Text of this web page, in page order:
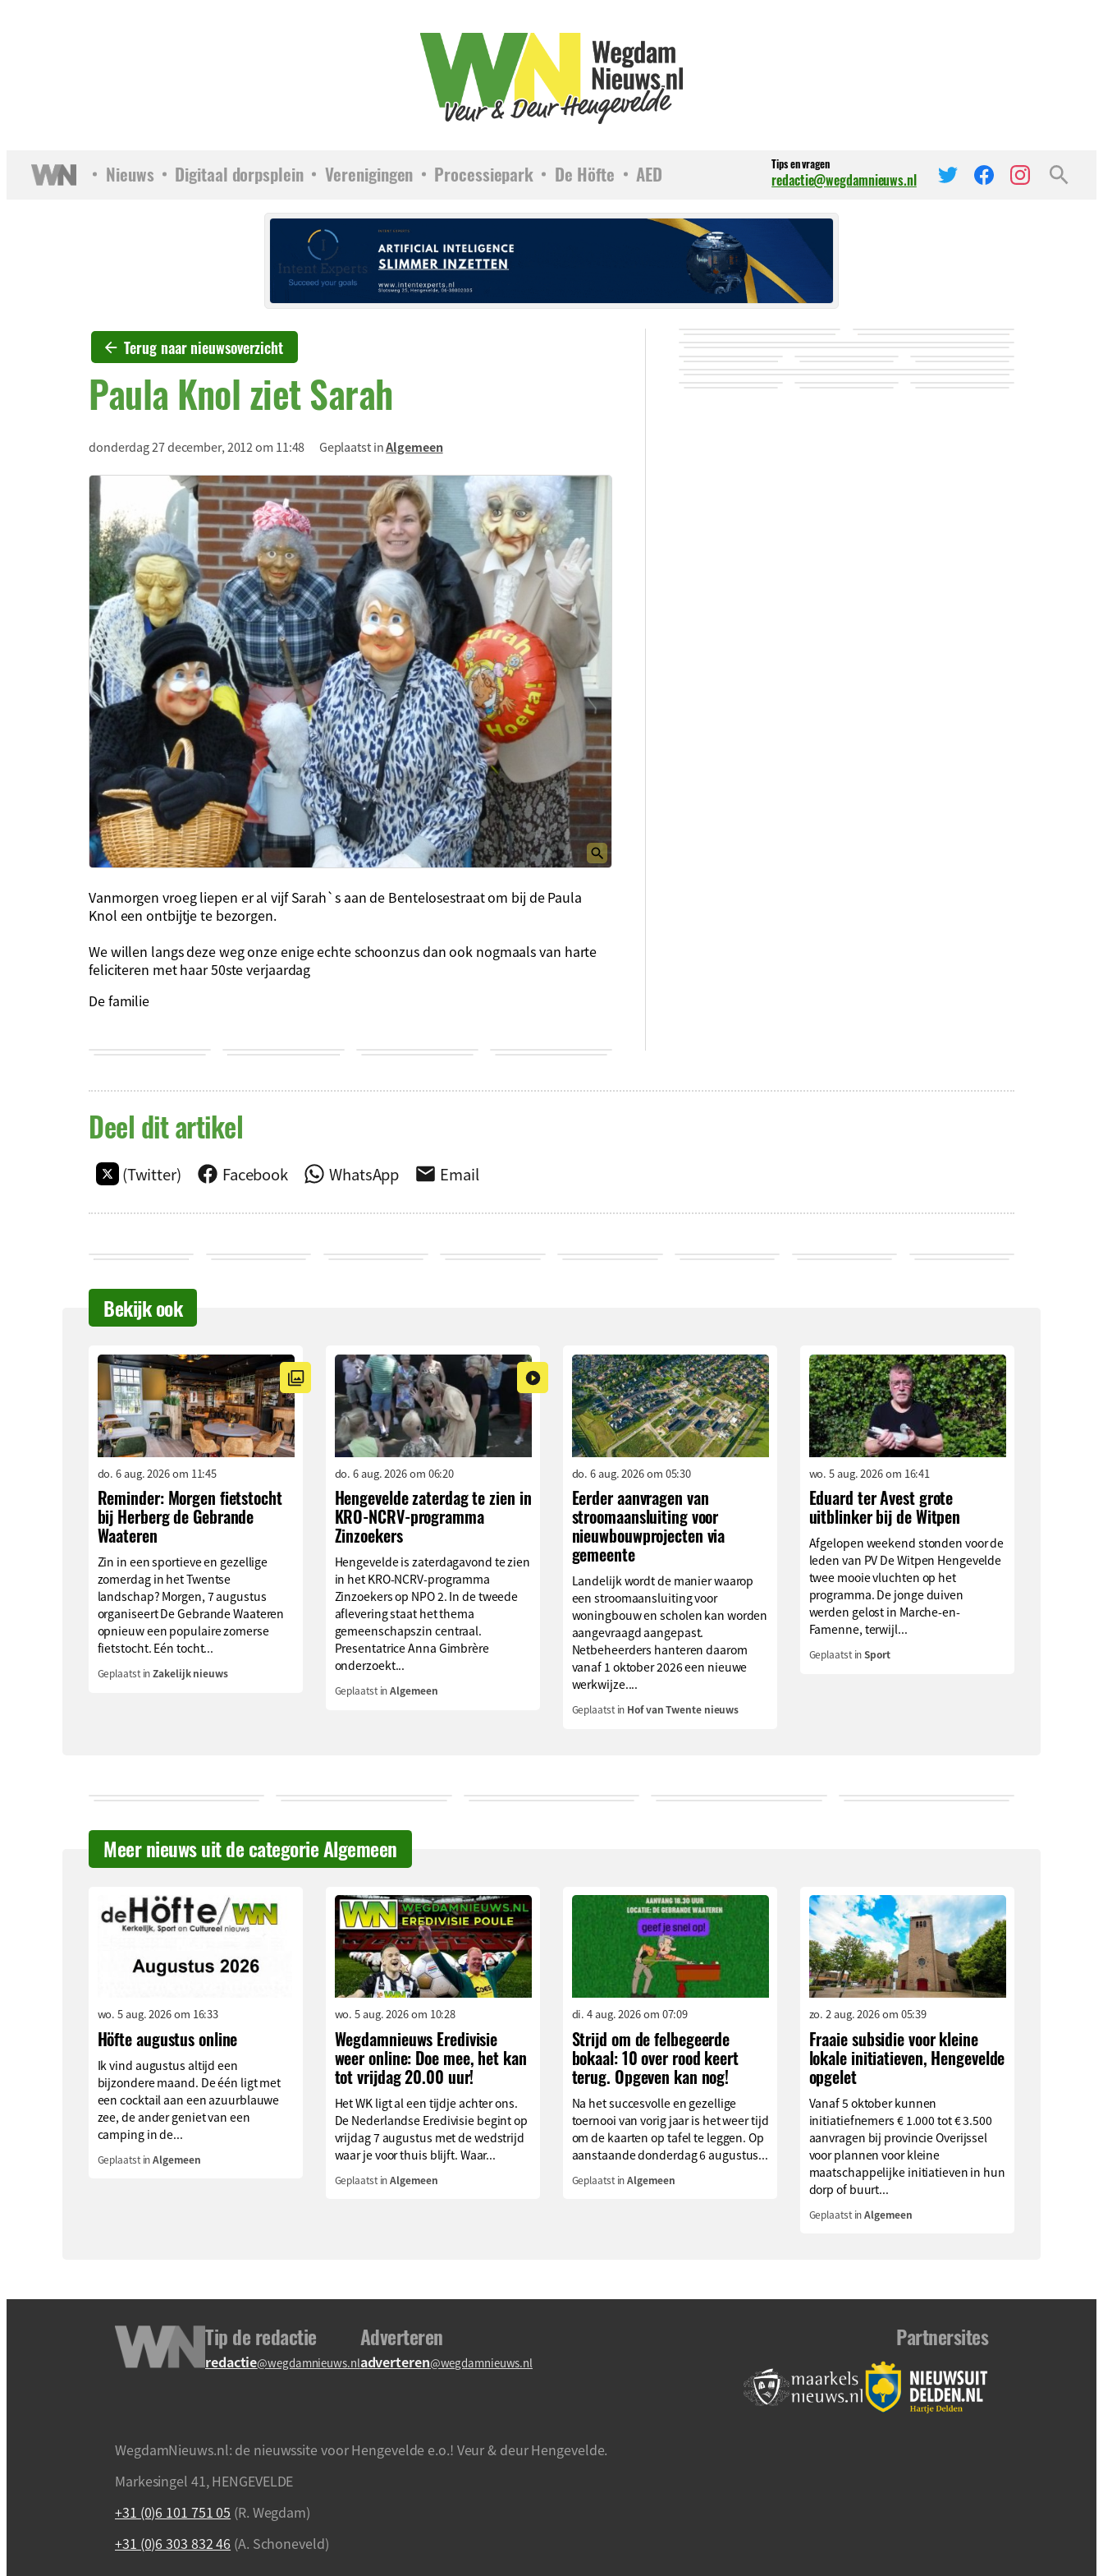
Nieuws Digitaal dorpsplein Verenigingen Processiepark De Höfte AED Tips en vragen
redactie@wegdamnieuws.nl
Terug naar nieuwsoverzicht
Paula Knol ziet Sarah
donderdag 27 december, 2012 om 11:48 Geplaatst inAlgemeen
Vanmorgen vroeg liepen er al vijf Sarah`s aan de Bentelosestraat om bij de Paula
Knol een ontbijtje te bezorgen.
We willen langs deze weg onze enige echte schoonzus dan ook nogmaals van harte
feliciteren met haar 50ste verjaardag
De familie
Deel dit artikel
(Twitter) Facebook WhatsApp Email
Bekijk ook
do. 6 aug. 2026 om 11:45
Reminder: Morgen fietstocht
bij Herberg de Gebrande
Waateren
Zin in een sportieve en gezellige
zomerdag in het Twentse
landschap? Morgen, 7 augustus
organiseert De Gebrande Waateren
opnieuw een populaire zomerse
fietstocht. Eén tocht...
Geplaatst inZakelijk nieuws
do. 6 aug. 2026 om 06:20
Hengevelde zaterdag te zien in
KRO-NCRV-programma
Zinzoekers
Hengevelde is zaterdagavond te zien
in het KRO-NCRV-programma
Zinzoekers op NPO 2. In de tweede
aflevering staat het thema
gemeenschapszin centraal.
Presentatrice Anna Gimbrère
onderzoekt...
Geplaatst inAlgemeen
do. 6 aug. 2026 om 05:30
Eerder aanvragen van
stroomaansluiting voor
nieuwbouwprojecten via
gemeente
Landelijk wordt de manier waarop
een stroomaansluiting voor
woningbouw en scholen kan worden
aangevraagd aangepast.
Netbeheerders hanteren daarom
vanaf 1 oktober 2026 een nieuwe
werkwijze....
Geplaatst in Hof van Twente nieuws
wo. 5 aug. 2026 om 16:41
Eduard ter Avest grote
uitblinker bij de Witpen
Afgelopen weekend stonden voor de
leden van PV De Witpen Hengevelde
twee mooie vluchten op het
programma. De jonge duiven
werden gelost in Marche-en-
Famenne, terwijl...
Geplaatst inSport
Meer nieuws uit de categorie Algemeen
wo. 5 aug. 2026 om 16:33
Höfte augustus online
Ik vind augustus altijd een
bijzondere maand. De één ligt met
een cocktail aan een azuurblauwe
zee, de ander geniet van een
camping in de...
Geplaatst inAlgemeen
wo. 5 aug. 2026 om 10:28
Wegdamnieuws Eredivisie
weer online: Doe mee, het kan
tot vrijdag 20.00 uur!
Het WK ligt al een tijdje achter ons.
De Nederlandse Eredivisie begint op
vrijdag 7 augustus met de wedstrijd
waar je voor thuis blijft. Waar...
Geplaatst inAlgemeen
di. 4 aug. 2026 om 07:09
Strijd om de felbegeerde
bokaal: 10 over rood keert
terug. Opgeven kan nog!
Na het succesvolle en gezellige
toernooi van vorig jaar is het weer tijd
om de kaarten op tafel te leggen. Op
aanstaande donderdag 6 augustus...
Geplaatst inAlgemeen
zo. 2 aug. 2026 om 05:39
Fraaie subsidie voor kleine
lokale initiatieven, Hengevelde
opgelet
Vanaf 5 oktober kunnen
initiatiefnemers € 1.000 tot € 3.500
aanvragen bij provincie Overijssel
voor plannen voor kleine
maatschappelijke initiatieven in hun
dorp of buurt...
Geplaatst inAlgemeen
Tip de redactie
redactie@wegdamnieuws.nl
Adverteren
adverteren@wegdamnieuws.nl
Partnersites
WegdamNieuws.nl: de nieuwssite voor Hengevelde e.o.! Veur & deur Hengevelde.
Markesingel 41, HENGEVELDE
+31 (0)6 101 751 05 (R. Wegdam)
+31 (0)6 303 832 46 (A. Schoneveld)